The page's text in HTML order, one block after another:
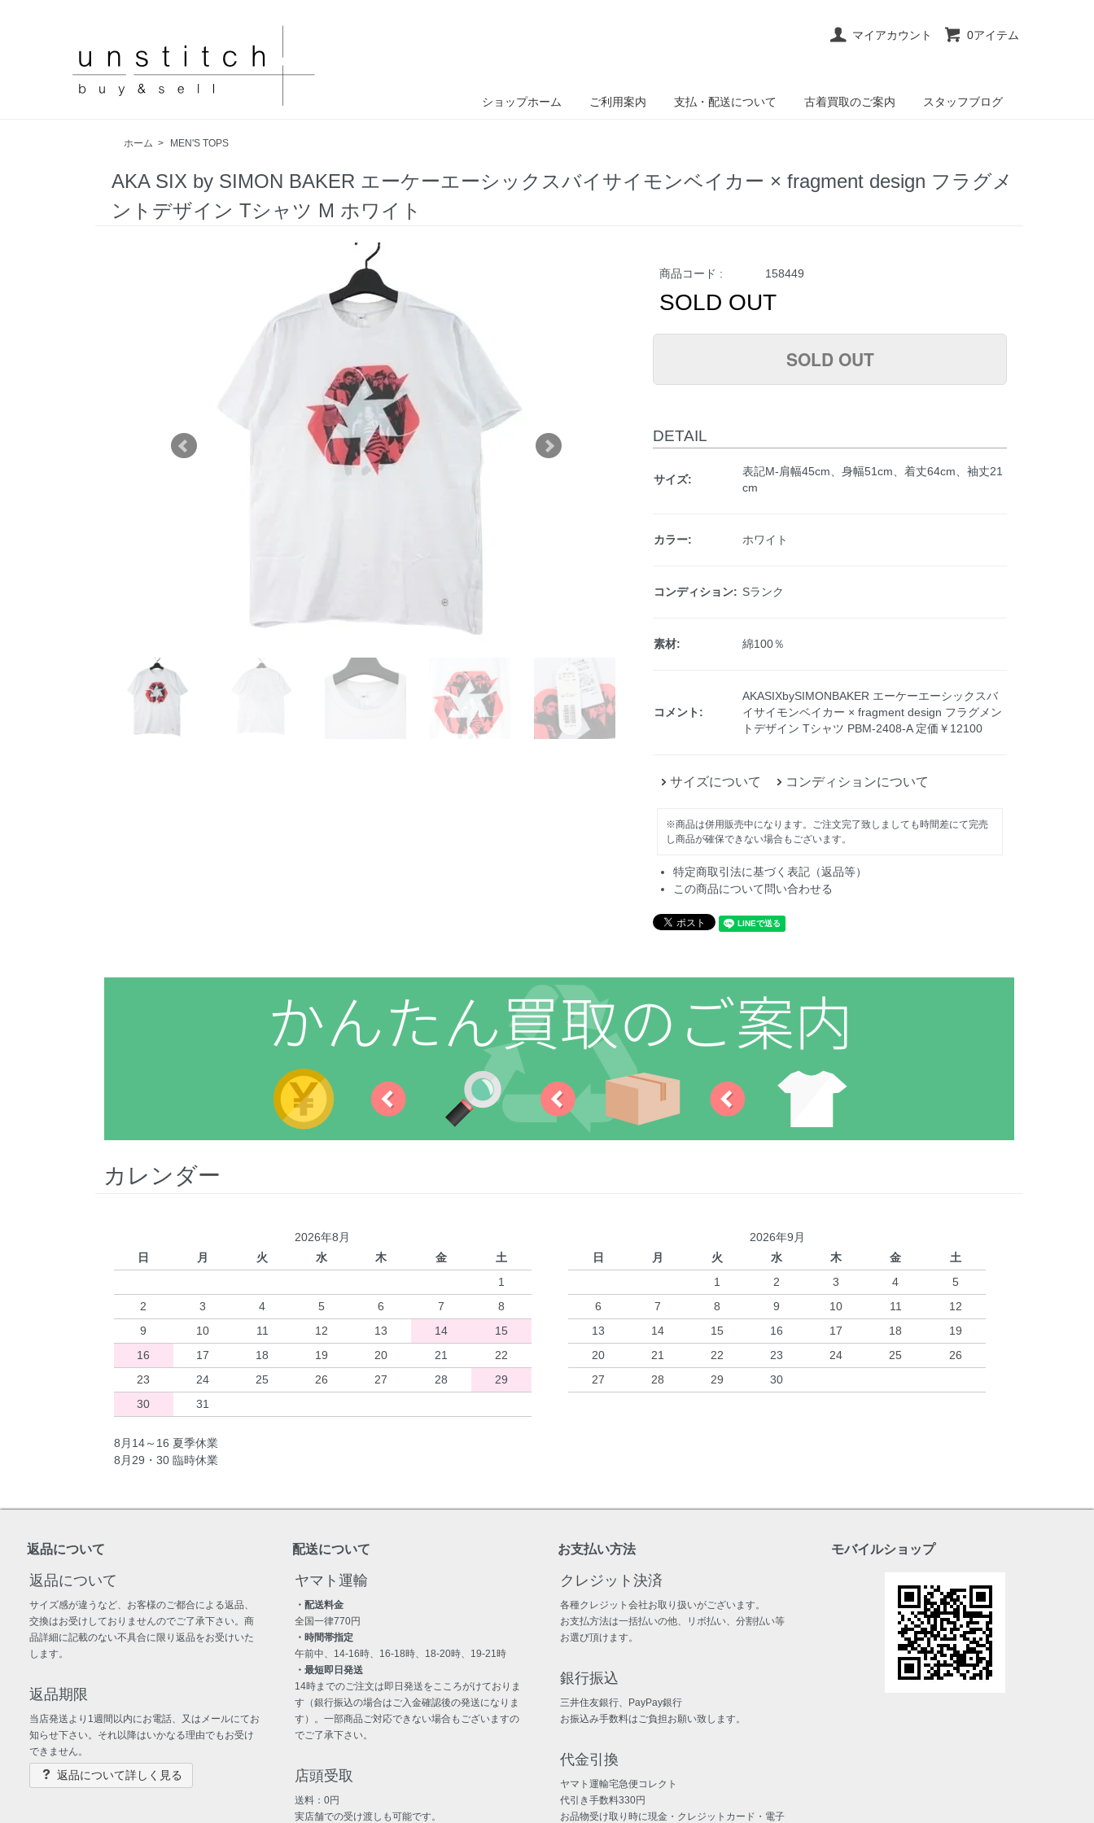
マイアカウント 0アイテム
ショップホーム ご利用案内 支払・配送について 古着買取のご案内 スタッフブログ
ホーム > MEN'S TOPS
AKA SIX by SIMON BAKER エーケーエーシックスバイサイモンベイカー × fragment design フラグメ
ントデザイン Tシャツ M ホワイト
商品コード : 158449
SOLD OUT
SOLD OUT
DETAIL
サイズ:
表記M-肩幅45cm、身幅51cm、着丈64cm、袖丈21
cm
カラー: ホワイト
コンディション: Sランク
素材: 綿100％
コメント:
AKASIXbySIMONBAKER エーケーエーシックスバ
イサイモンベイカー × fragment design フラグメン
トデザイン Tシャツ PBM-2408-A 定価￥12100
サイズについて コンディションについて
※商品は併用販売中になります。ご注文完了致しましても時間差にて完売
し商品が確保できない場合もございます。
特定商取引法に基づく表記（返品等）
この商品について問い合わせる
カレンダー
2026年8月
日
月 火 水 木 金
土
1
2
3 4 5 6 7
8
9
10 11 12 13 14
15
16
17 18 19 20 21
22
23
24 25 26 27 28
29
30
31
2026年9月
日
月 火 水 木 金
土
1
2 3 4
5
6
7 8 9 10 11
12
13
14 15 16 17 18
19
20
21 22 23 24 25
26
27
28 29 30
8月14～16 夏季休業
8月29・30 臨時休業
返品について
返品について
サイズ感が違うなど、お客様のご都合による返品、
交換はお受けしておりませんのでご了承下さい。商
品詳細に記載のない不具合に限り返品をお受けいた
します。
返品期限
当店発送より1週間以内にお電話、又はメールにてお
知らせ下さい。それ以降はいかなる理由でもお受け
できません。
返品について詳しく見る
配送について
ヤマト運輸
・配送料金
全国一律770円
・時間帯指定
午前中、14-16時、16-18時、18-20時、19-21時
・最短即日発送
14時までのご注文は即日発送をこころがけておりま
す（銀行振込の場合はご入金確認後の発送になりま
す）。一部商品ご対応できない場合もございますの
でご了承下さい。
店頭受取
送料：0円
実店舗での受け渡しも可能です。
お支払い方法
クレジット決済
各種クレジット会社お取り扱いがございます。
お支払方法は一括払いの他、リボ払い、分割払い等
お選び頂けます。
銀行振込
三井住友銀行、PayPay銀行
お振込み手数料はご負担お願い致します。
代金引換
ヤマト運輸宅急便コレクト
代引き手数料330円
お品物受け取り時に現金・クレジットカード・電子
モバイルショップ